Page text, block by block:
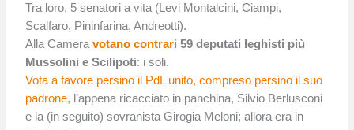
Tra loro, 5 senatori a vita (Levi Montalcini, Ciampi,
Scalfaro, Pininfarina, Andreotti).
Alla Cameravotano contrari 59 deputati leghisti più
Mussolini e Scilipoti: i soli.
Vota a favore persino il PdL unito, compreso persino il suo
padrone, l’appena ricacciato in panchina, Silvio Berlusconi
e la (in seguito) sovranista Girogia Meloni; allora era in